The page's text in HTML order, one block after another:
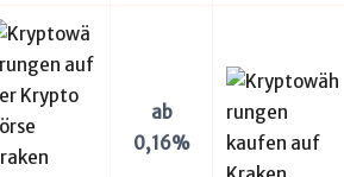
ab
0,16%